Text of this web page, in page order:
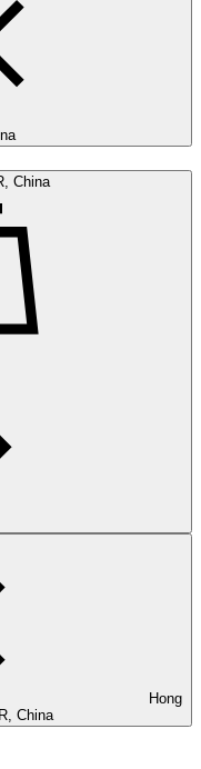
China
China